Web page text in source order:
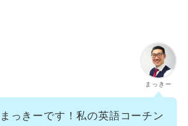
まっきー
っきーです！私の英語コーチン